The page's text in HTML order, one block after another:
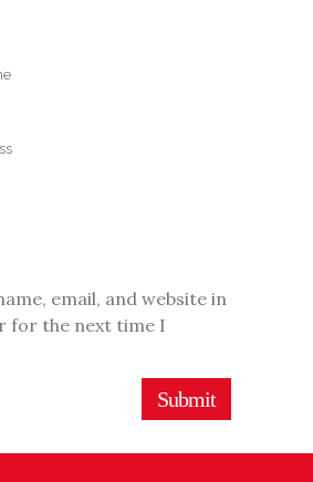
email, and website in
for the next time I